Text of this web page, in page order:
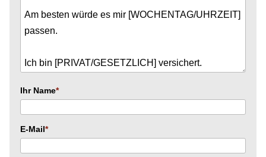
Ihr Name
E-Mail